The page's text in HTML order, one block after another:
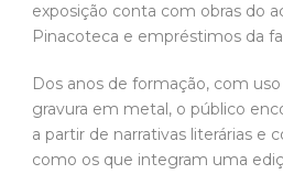
exposição conta com obras do
Pinacoteca e empréstimos da
Dos anos de formação, com
gravura em metal, o público
a partir de narrativas literárias e
como os que integram uma